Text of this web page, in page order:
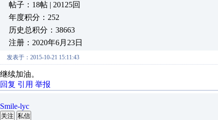
帖子：18帖 | 20125回
年度积分：252
历史总积分：38663
注册：2020年6月23日
发表于：2015-10-21 15:11:43
继续加油。
回复 引用 举报
Smile-lyc
关注 私信